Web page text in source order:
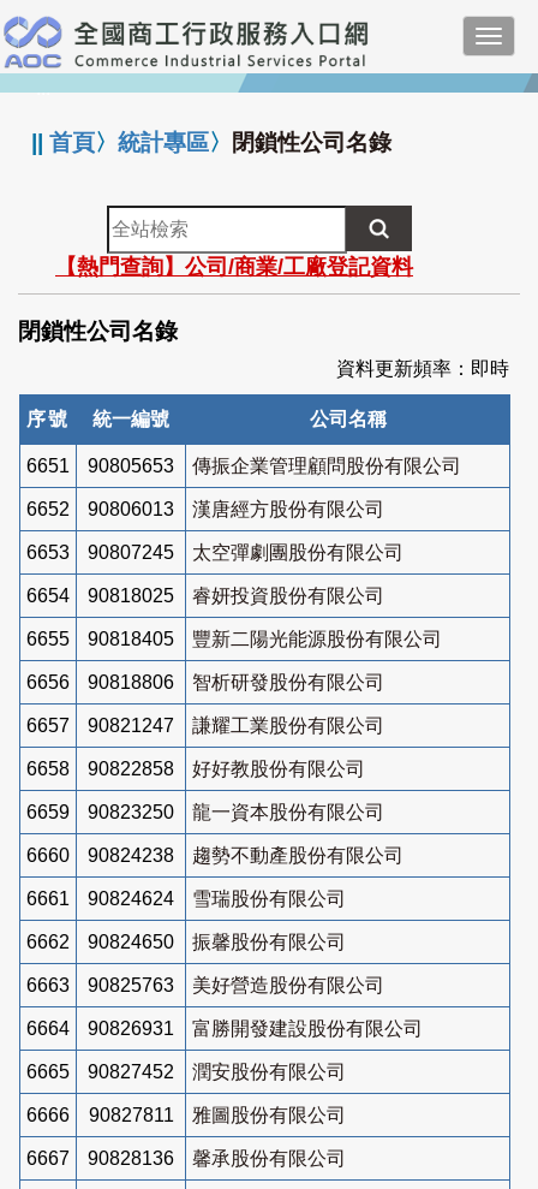
跳
到
主
要
:::
||首頁〉統計專區〉 閉鎖性公司名錄
全
站
檢
索
【熱門查詢】公司/商業/工廠登記資料
閉鎖性公司名錄
資料更新頻率：即時
序號 統一編號 公司名稱
6651 90805653 傳振企業管理顧問股份有限公司
6652 90806013 漢唐經方股份有限公司
6653 90807245 太空彈劇團股份有限公司
6654 90818025 睿妍投資股份有限公司
6655 90818405 豐新二陽光能源股份有限公司
6656 90818806 智析研發股份有限公司
6657 90821247 謙耀工業股份有限公司
6658 90822858 好好教股份有限公司
6659 90823250 龍一資本股份有限公司
6660 90824238 趨勢不動產股份有限公司
6661 90824624 雪瑞股份有限公司
6662 90824650 振馨股份有限公司
6663 90825763 美好營造股份有限公司
6664 90826931 富勝開發建設股份有限公司
6665 90827452 潤安股份有限公司
6666 90827811 雅圖股份有限公司
6667 90828136 馨承股份有限公司